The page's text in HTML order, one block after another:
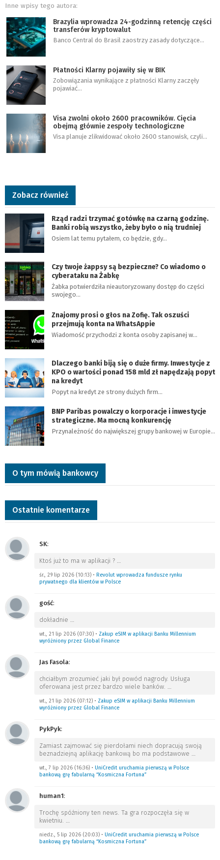
Inne wpisy tego autora:
Brazylia wprowadza 24-godzinną retencję części
transferów kryptowalut
Banco Central do Brasil zaostrzy zasady dotyczące…
Płatności Klarny pojawiły się w BIK
Zobowiązania wynikające z płatności Klarny zaczęły
pojawiać…
Visa zwolni około 2600 pracowników. Cięcia
obejmą głównie zespoły technologiczne
Visa planuje zlikwidować około 2600 stanowisk, czyli…
Zobacz również
Rząd radzi trzymać gotówkę na czarną godzinę.
Banki robią wszystko, żeby było o nią trudniej
Osiem lat temu pytałem, co będzie, gdy…
Czy twoje żappsy są bezpieczne? Co wiadomo o
cyberataku na Żabkę
Żabka potwierdziła nieautoryzowany dostęp do części
swojego…
Znajomy prosi o głos na Zofię. Tak oszuści
przejmują konta na WhatsAppie
Wiadomość przychodzi z konta osoby zapisanej w…
Dlaczego banki biją się o duże firmy. Inwestycje z
KPO o wartości ponad 158 mld zł napędzają popyt
na kredyt
Popyt na kredyt ze strony dużych firm…
BNP Paribas powalczy o korporacje i inwestycje
strategiczne. Ma mocną konkurencję
Przynależność do największej grupy bankowej w Europie…
O tym mówią bankowcy
Ostatnie komentarze
SK:
Ktoś już to ma w aplikacji ? …
śr., 29 lip 2026 (10:13) • Revolut wprowadza fundusze rynku
prywatnego dla klientów w Polsce
gość:
dokładnie …
wt., 21 lip 2026 (07:30) • Zakup eSIM w aplikacji Banku Millennium
wyróżniony przez Global Finance
Jas Fasola:
chciałbym zrozumieć jaki był powód nagrody. Usługa
oferowana jest przez bardzo wiele banków. …
wt., 21 lip 2026 (07:12) • Zakup eSIM w aplikacji Banku Millennium
wyróżniony przez Global Finance
PykPyk:
Zamiast zajmować się pierdołami niech dopracują swoją
beznadziejną aplikację bankową bo ma podstawowe …
wt., 7 lip 2026 (16:36) • UniCredit uruchamia pierwszą w Polsce
bankową grę fabularną “Kosmiczna Fortuna”
human1:
Trochę spóźniony ten news. Ta gra rozpoczęła się w
kwietniu. …
niedz., 5 lip 2026 (20:03) • UniCredit uruchamia pierwszą w Polsce
bankową grę fabularną “Kosmiczna Fortuna”